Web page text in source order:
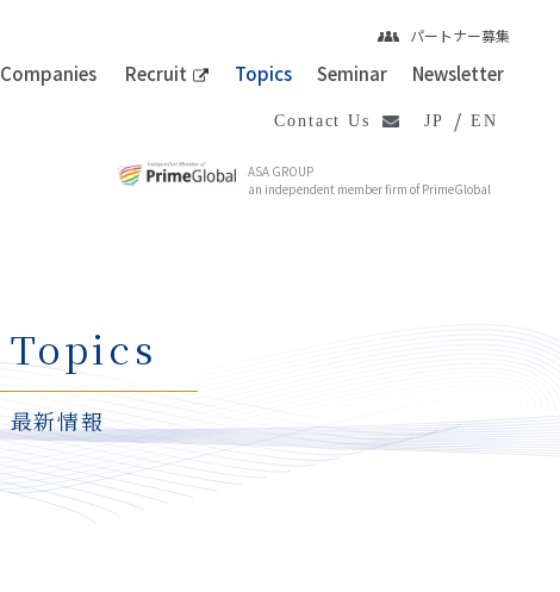
パートナー募集
Companies Recruit Topics Seminar Newsletter
JP / EN
Contact Us
ASA GROUP
an independent member firm of PrimeGlobal
Topics
最新情報